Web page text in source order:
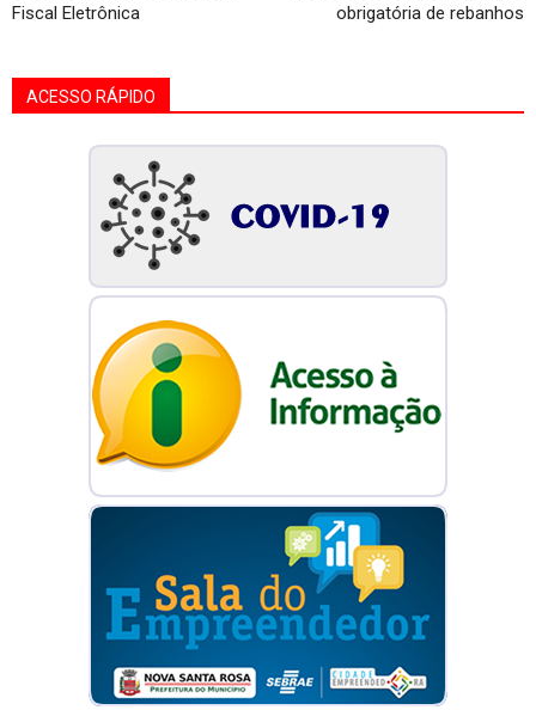
Fiscal Eletrônica
obrigatória de rebanhos
ACESSO RÁPIDO